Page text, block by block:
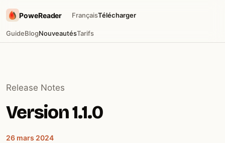
PoweReader
GuideBlogNouveautésTarifs
FrançaisTélécharger
Release Notes
Version 1.1.0
26 mars 2024